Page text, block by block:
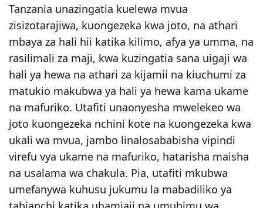
Tanzania unazingatia kuelewa mvua
zisizotarajiwa, kuongezeka kwa joto, na athari
mbaya za hali hii katika kilimo, afya ya umma, na
rasilimali za maji, kwa kuzingatia sana uigaji wa
hali ya hewa na athari za kijamii na kiuchumi za
matukio makubwa ya hali ya hewa kama ukame
na mafuriko. Utafiti unaonyesha mwelekeo wa
joto kuongezeka nchini kote na kuongezeka kwa
ukali wa mvua, jambo linalosababisha vipindi
virefu vya ukame na mafuriko, hatarisha maisha
na usalama wa chakula. Pia, utafiti mkubwa
umefanywa kuhusu jukumu la mabadiliko ya